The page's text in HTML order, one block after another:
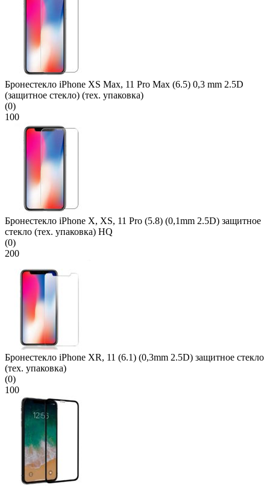
Бронестекло iPhone XS Max, 11 Pro Max (6.5) 0,3 mm 2.5D
(защитное стекло) (тех. упаковка)
(0)
100
Бронестекло iPhone X, XS, 11 Pro (5.8) (0,1mm 2.5D) защитное
стекло (тех. упаковка) HQ
(0)
200
Бронестекло iPhone XR, 11 (6.1) (0,3mm 2.5D) защитное стекло
(тех. упаковка)
(0)
100